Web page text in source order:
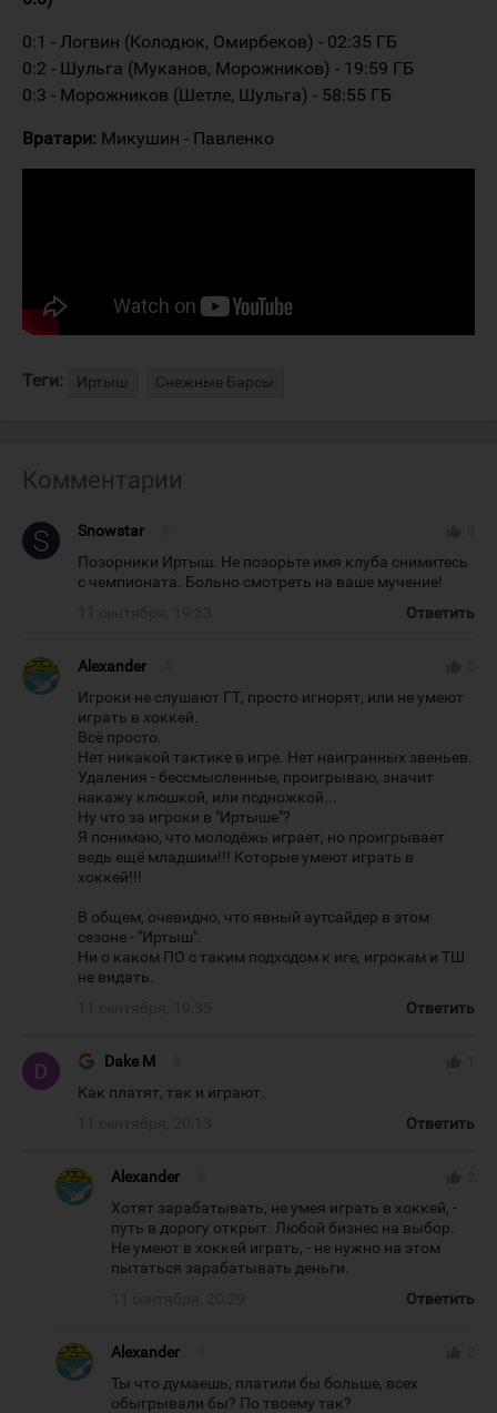
0:1 - Логвин (Колодюк, Омирбеков) - 02:35 ГБ
0:2 - Шульга (Муканов, Морожников) - 19:59 ГБ
0:3 - Морожников (Шетле, Шульга) - 58:55 ГБ
Вратари: Микушин - Павленко
Теги: Иртыш Снежные Барсы
Комментарии
Snowstar
Позорники Иртыш. Не позорьте имя клуба снимитесь
с чемпионата. Больно смотреть на ваше мучение!
Ответить
Alexander
Игроки не слушают ГТ, просто игнорят, или не умеют
играть в хоккей.
Всё просто.
Нет никакой тактике в игре. Нет наигранных звеньев.
Удаления - бессмысленные, проигрываю, значит
накажу клюшкой, или подножкой...
Ну что за игроки в "Иртыше"?
Я понимаю, что молодёжь играет, но проигрывает
ведь ещё младшим!!! Которые умеют играть в
хоккей!!!
В общем, очевидно, что явный аутсайдер в этом
сезоне - "Иртыш".
Ни о каком ПО с таким подходом к иге, игрокам и ТШ
не видать.
Ответить
Dake M
Как платят, так и играют.
Ответить
Alexander
Хотят зарабатывать, не умея играть в хоккей, -
путь в дорогу открыт. Любой бизнес на выбор.
Не умеют в хоккей играть, - не нужно на этом
пытаться зарабатывать деньги.
Ответить
Alexander
Ты что думаешь, платили бы больше, всех
обыгрывали бы? По твоему так?